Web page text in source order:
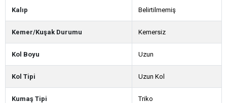
Kalıp Belirtilmemiş
Kemer/Kuşak Durumu Kemersiz
Kol Boyu Uzun
Kol Tipi Uzun Kol
Kumaş Tipi Triko